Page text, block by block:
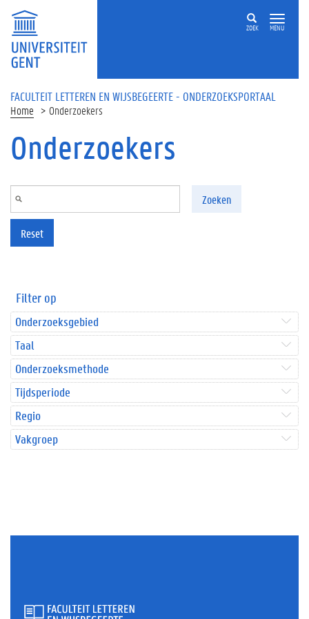
Overslaan en naar de inhoud gaan
ZOEK MENU
FACULTEIT LETTEREN EN WIJSBEGEERTE - ONDERZOEKSPORTAAL
Home Onderzoekers
Onderzoekers
Zoeken
Reset
Filter op
Onderzoeksgebied
Taal
Onderzoeksmethode
Tijdsperiode
Regio
Vakgroep